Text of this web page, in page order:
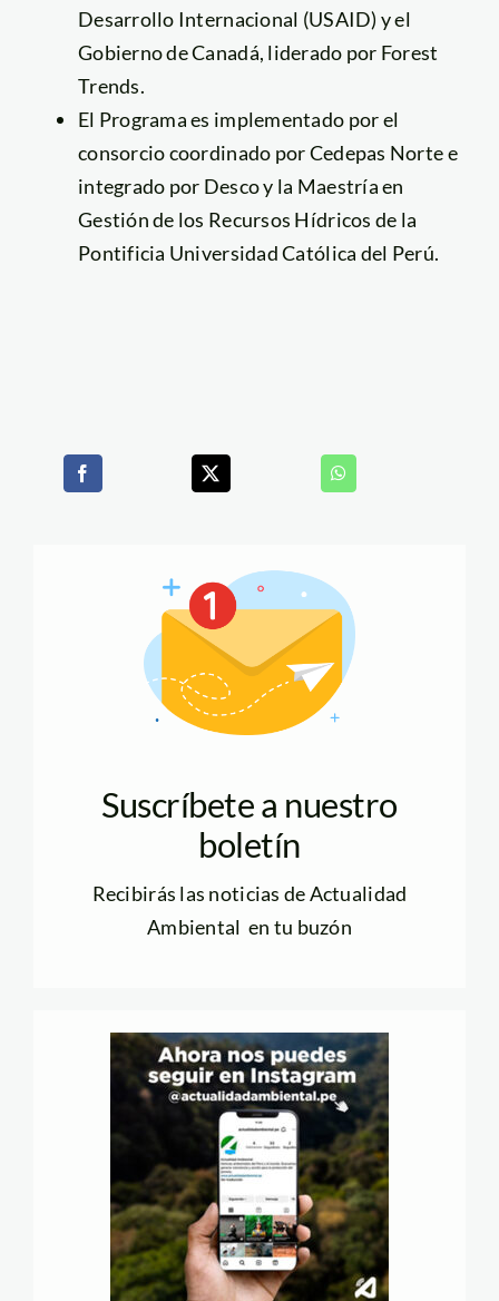
Desarrollo Internacional (USAID) y el
Gobierno de Canadá, liderado por Forest
Trends.
El Programa es implementado por el
consorcio coordinado por Cedepas Norte e
integrado por Desco y la Maestría en
Gestión de los Recursos Hídricos de la
Pontificia Universidad Católica del Perú.
Suscríbete a nuestro
boletín
Recibirás las noticias de Actualidad
Ambiental en tu buzón